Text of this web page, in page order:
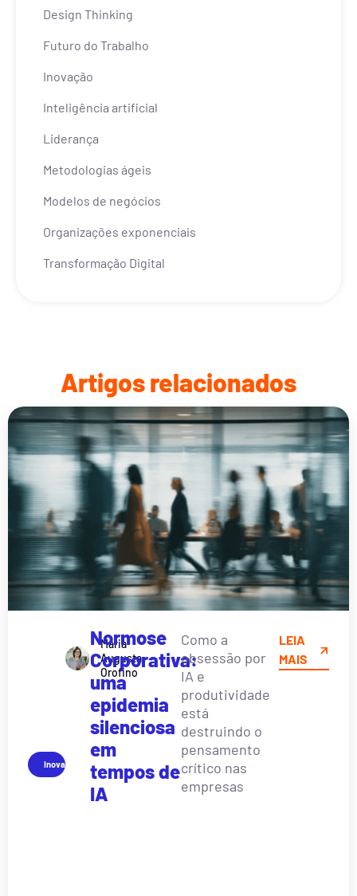
Design Thinking
Futuro do Trabalho
Inovação
Inteligência artificial
Liderança
Metodologias ágeis
Modelos de negócios
Organizações exponenciais
Transformação Digital
Artigos relacionados
Inovação
Maria
Augusta
Orofino
Normose
Corporativa:
uma
epidemia
silenciosa
em
tempos de
IA
Como a
obsessão por
IA e
produtividade
está
destruindo o
pensamento
crítico nas
empresas
LEIA
MAIS